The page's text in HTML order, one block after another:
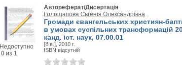
Недоступно
0 из 1
Автореферат/Дисертація
Голощапова Євгенія Олександрівна
Громади євангельських християн-
в умовах суспільних трансформацій
канд. іст. наук, 07.00.01
[б.в.], 2010 г.
ISBN відсутній